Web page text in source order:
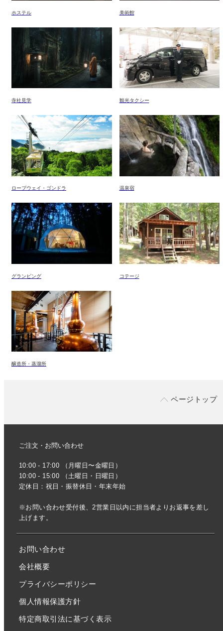
ホステル 美術館
寺社見学 観光タクシー
ロープウェイ・ゴンドラ 温泉宿
グランピング コテージ
醸造所・蒸溜所
ページトップ
ご注文・お問い合わせ
10:00 - 17:00 （月曜日〜金曜日）
10:00 - 15:00 （土曜日・日曜日）
定休日：祝日・振替休日・年末年始
※お問い合わせ受付後、2営業日以内に担当者よりお返事を差し
上げます。
お問い合わせ
会社概要
プライバシーポリシー
個人情報保護方針
特定商取引法に基づく表示